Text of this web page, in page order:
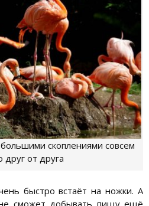
скоплениями совсем
друг от друга
быстро встаёт на ножки. А
сможет добывать пищу ещё